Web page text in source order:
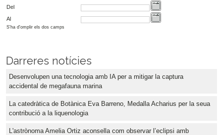
Del
Al
S'ha d'omplir els dos camps
Darreres notícies
Desenvolupen una tecnologia amb IA per a mitigar la captura
accidental de megafauna marina
La catedràtica de Botànica Eva Barreno, Medalla Acharius per la seua
contribució a la liquenologia
L'astrònoma Amelia Ortiz aconsella com observar l’eclipsi amb